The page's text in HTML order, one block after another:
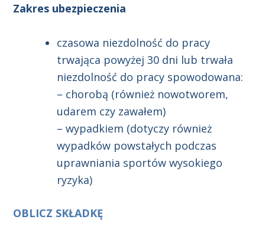
Zakres ubezpieczenia
czasowa niezdolność do pracy
trwająca powyżej 30 dni lub trwała
niezdolność do pracy spowodowana:
– chorobą (również nowotworem,
udarem czy zawałem)
– wypadkiem (dotyczy również
wypadków powstałych podczas
uprawniania sportów wysokiego
ryzyka)
OBLICZ SKŁADKĘ